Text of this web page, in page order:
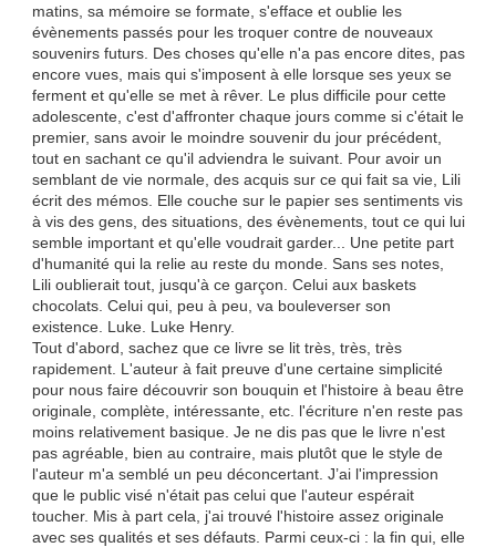
matins, sa mémoire se formate, s'efface et oublie les
évènements passés pour les troquer contre de nouveaux
souvenirs futurs. Des choses qu'elle n'a pas encore dites, pas
encore vues, mais qui s'imposent à elle lorsque ses yeux se
ferment et qu'elle se met à rêver. Le plus difficile pour cette
adolescente, c'est d'affronter chaque jours comme si c'était le
premier, sans avoir le moindre souvenir du jour précédent,
tout en sachant ce qu'il adviendra le suivant. Pour avoir un
semblant de vie normale, des acquis sur ce qui fait sa vie, Lili
écrit des mémos. Elle couche sur le papier ses sentiments vis
à vis des gens, des situations, des évènements, tout ce qui lui
semble important et qu'elle voudrait garder... Une petite part
d'humanité qui la relie au reste du monde. Sans ses notes,
Lili oublierait tout, jusqu'à ce garçon. Celui aux baskets
chocolats. Celui qui, peu à peu, va bouleverser son
existence. Luke. Luke Henry.
Tout d'abord, sachez que ce livre se lit très, très, très
rapidement. L'auteur à fait preuve d'une certaine simplicité
pour nous faire découvrir son bouquin et l'histoire à beau être
originale, complète, intéressante, etc. l'écriture n'en reste pas
moins relativement basique. Je ne dis pas que le livre n'est
pas agréable, bien au contraire, mais plutôt que le style de
l'auteur m'a semblé un peu déconcertant. J’ai l'impression
que le public visé n'était pas celui que l'auteur espérait
toucher. Mis à part cela, j'ai trouvé l'histoire assez originale
avec ses qualités et ses défauts. Parmi ceux-ci : la fin qui, elle